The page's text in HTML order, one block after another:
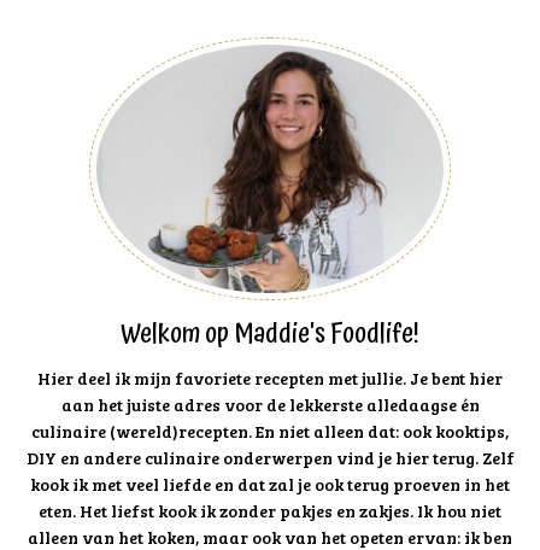
Welkom op Maddie's Foodlife!
Hier deel ik mijn favoriete recepten met jullie. Je bent hier
aan het juiste adres voor de lekkerste alledaagse én
culinaire (wereld)recepten. En niet alleen dat: ook kooktips,
DIY en andere culinaire onderwerpen vind je hier terug. Zelf
kook ik met veel liefde en dat zal je ook terug proeven in het
eten. Het liefst kook ik zonder pakjes en zakjes. Ik hou niet
alleen van het koken, maar ook van het opeten ervan: ik ben